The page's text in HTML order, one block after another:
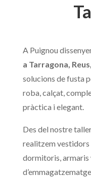
A Puignou
a Tarragona,
solucions de fusta
roba, calçat,
pràctica i elegant.
Des del nostre
realitzem
dormitoris,